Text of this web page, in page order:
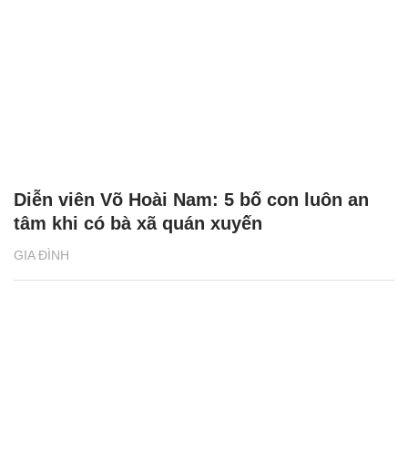
GIA ĐÌNH
Diễn viên Võ Hoài Nam: 5 bố con luôn an
tâm khi có bà xã quán xuyến